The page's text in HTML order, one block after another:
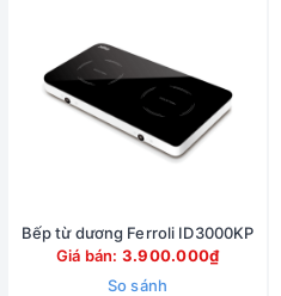
Bếp từ dương Ferroli ID3000KP
Giá bán: 3.900.000₫
So sánh